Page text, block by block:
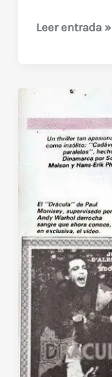
Los
Kidman
Leer entrada »